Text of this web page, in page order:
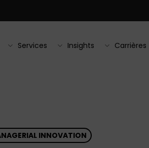
Services Insights Carrières
INNOVATION